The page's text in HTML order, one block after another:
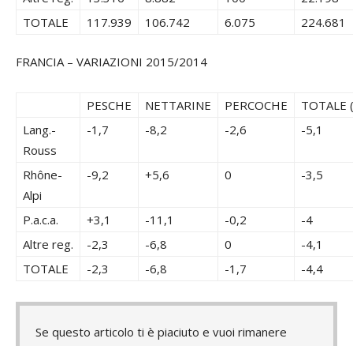
TOTALE
117.939 106.742 6.075 224.681
FRANCIA – VARIAZIONI 2015/2014
PESCHE NETTARINE PERCOCHE
TOTALE
Lang.-
Rouss
-1,7 -8,2 -2,6 -5,1
Rhône-
Alpi
-9,2 +5,6 0 -3,5
P.a.c.a. +3,1 -11,1 -0,2
-4
Altre reg.
-2,3 -6,8 0
-4,1
TOTALE
-2,3 -6,8 -1,7 -4,4
Se questo articolo ti è piaciuto e vuoi rimanere